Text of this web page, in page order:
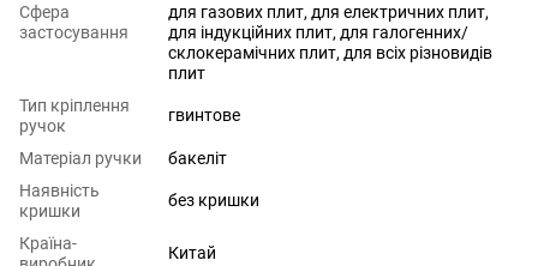
Сфера
застосування
для газових плит, для електричних плит,
для індукційних плит, для галогенних/
склокерамічних плит, для всіх різновидів
плит
Тип кріплення
ручок
гвинтове
Матеріал ручки
бакеліт
Наявність
кришки
без кришки
Країна-
Китай